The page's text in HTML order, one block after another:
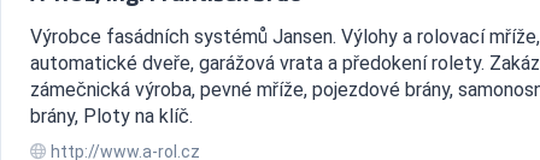
Výrobce fasádních systémů Jansen. Výlohy a rolovací mříže,
automatické dveře, garážová vrata a předokení rolety.
zámečnická výroba, pevné mříže, pojezdové brány,
brány, Ploty na klíč.
http://www.a-rol.cz